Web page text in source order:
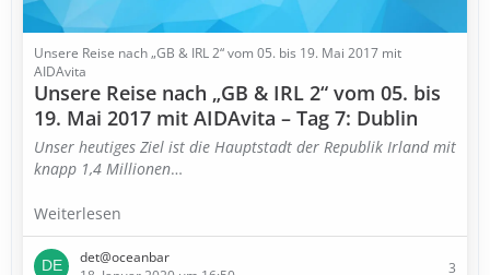
Unsere Reise nach „GB & IRL 2“ vom 05. bis 19. Mai 2017 mit
AIDAvita
Unsere Reise nach „GB & IRL 2“ vom 05. bis
19. Mai 2017 mit AIDAvita – Tag 7: Dublin
Unser heutiges Ziel ist die Hauptstadt der Republik Irland mit
knapp 1,4 Millionen…
Weiterlesen
det@oceanbar
3